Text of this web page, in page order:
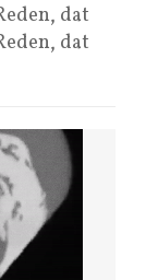
dat
dat